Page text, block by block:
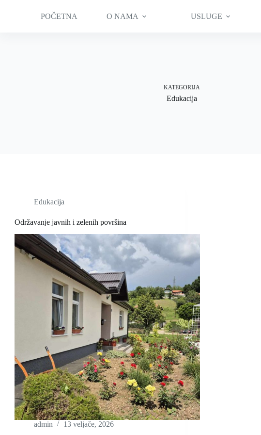
POČETNA O NAMA USLUGE
KATEGORIJA
Edukacija
Edukacija
Održavanje javnih i zelenih površina
admin 13 veljače, 2026